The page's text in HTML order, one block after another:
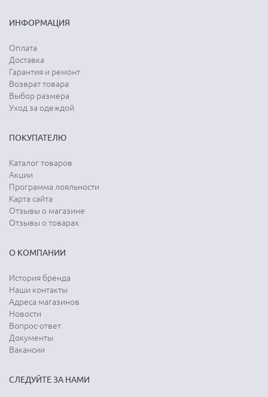
ИНФОРМАЦИЯ
Оплата
Доставка
Гарантия и ремонт
Возврат товара
Выбор размера
Уход за одеждой
ПОКУПАТЕЛЮ
Каталог товаров
Акции
Программа лояльности
Карта сайта
Отзывы о магазине
Отзывы о товарах
О КОМПАНИИ
История бренда
Наши контакты
Адреса магазинов
Новости
Вопрос-ответ
Документы
Вакансии
СЛЕДУЙТЕ ЗА НАМИ